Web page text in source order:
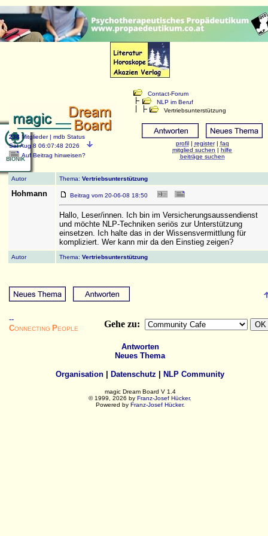
238 Mitglieder | mdb Status
Sat Aug 8 06:07:48 2026
Auf Beitrag hinweisen?
Contact-Forum
NLP im Beruf
Vertriebsunterstützung
profil| register| faq
mitglied suchen | hilfe
beiträge suchen
Autor Thema: Vertriebsunterstützung
Hohmann Beitrag vom 20-06-08 18:50
Hallo, Leser/innen. Ich bin im Versicherungsaussendienst
und möchte NLP-Techniken seriös zur Unterstützung
einsetzen. Ich halte das in der Wissensvermittlung für
kompliziert. Wer kann mir da den Einstieg zeigen?
Autor Thema: Vertriebsunterstützung
--
CONNECTING PEOPLE Gehe zu:
Antworten
Neues Thema
Organisation Datenschutz NLP Community
magic Dream Board V 1.4
© 1999, 2026 by Franz-Josef Hücker.
Powered by Franz-Josef Hücker.